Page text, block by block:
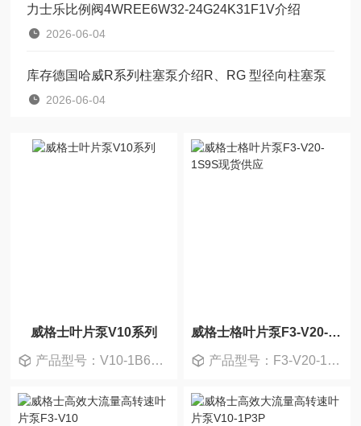
力士乐比例阀4WREE6W32-24G24K31F1V介绍
2026-06-04
库存德国哈威R系列柱塞泵介绍R、RG 型径向柱塞泵
2026-06-04
威格士叶片泵V10系列
产品型号：V10-1B6B-1A20
威格士格叶片泵F3-V20-1S9S现货供应
产品型号：F3-V20-1S9S-1C11